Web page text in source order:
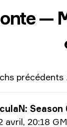
—
précédents
le tournoiSeason
date
avril, 20:18